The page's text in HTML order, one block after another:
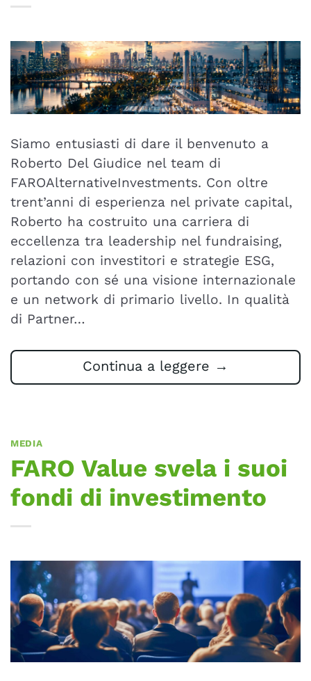
Siamo entusiasti di dare il benvenuto a
Roberto Del Giudice nel team di
FAROAlternativeInvestments. Con oltre
trent’anni di esperienza nel private capital,
Roberto ha costruito una carriera di
eccellenza tra leadership nel fundraising,
relazioni con investitori e strategie ESG,
portando con sé una visione internazionale
e un network di primario livello. In qualità
di Partner…
Continua a leggere →
MEDIA
FARO Value svela i suoi
fondi di investimento